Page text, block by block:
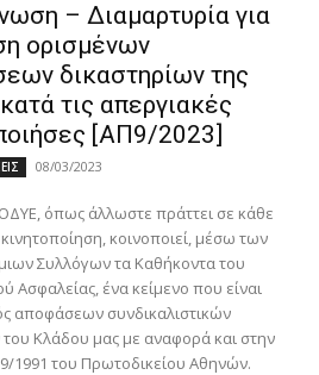
– Διαμαρτυρία για
ορισμένων
δικαστηρίων της
τις απεργιακές
[ΑΠ9/2023]
08/03/2023
όπως άλλωστε πράττει σε κάθε
κοινοποιεί, μέσω των
Συλλόγων τα Καθήκοντα του
Ασφαλείας, ένα κείμενο που είναι
αποφάσεων συνδικαλιστικών
Κλάδου μας με αναφορά και στην
1991 του Πρωτοδικείου Αθηνών.